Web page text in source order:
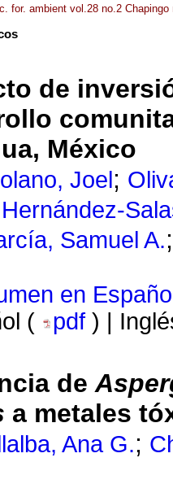
for. ambient vol.28 no.2 Chapingo
de
México
Joel ;
Hernández-
Samuel A.
en
( pdf ) |
de
a metales
Ana G.;